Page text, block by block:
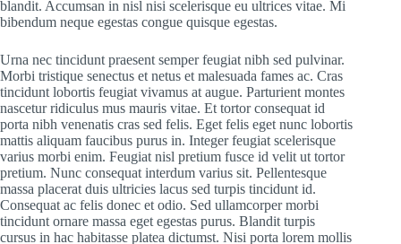
blandit. Accumsan in nisl nisi scelerisque eu ultrices vitae. Mi
bibendum neque egestas congue quisque egestas.
Urna nec tincidunt praesent semper feugiat nibh sed pulvinar.
Morbi tristique senectus et netus et malesuada fames ac. Cras
tincidunt lobortis feugiat vivamus at augue. Parturient montes
nascetur ridiculus mus mauris vitae. Et tortor consequat id
porta nibh venenatis cras sed felis. Eget felis eget nunc lobortis
mattis aliquam faucibus purus in. Integer feugiat scelerisque
varius morbi enim. Feugiat nisl pretium fusce id velit ut tortor
pretium. Nunc consequat interdum varius sit. Pellentesque
massa placerat duis ultricies lacus sed turpis tincidunt id.
Consequat ac felis donec et odio. Sed ullamcorper morbi
tincidunt ornare massa eget egestas purus. Blandit turpis
cursus in hac habitasse platea dictumst. Nisi porta lorem mollis